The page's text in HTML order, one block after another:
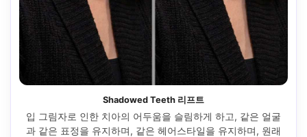
Shadowed Teeth 리프트
입 그림자로 인한 치아의 어두움을 슬림하게 하고, 같은 얼굴
과 같은 표정을 유지하며, 같은 헤어스타일을 유지하며, 원래